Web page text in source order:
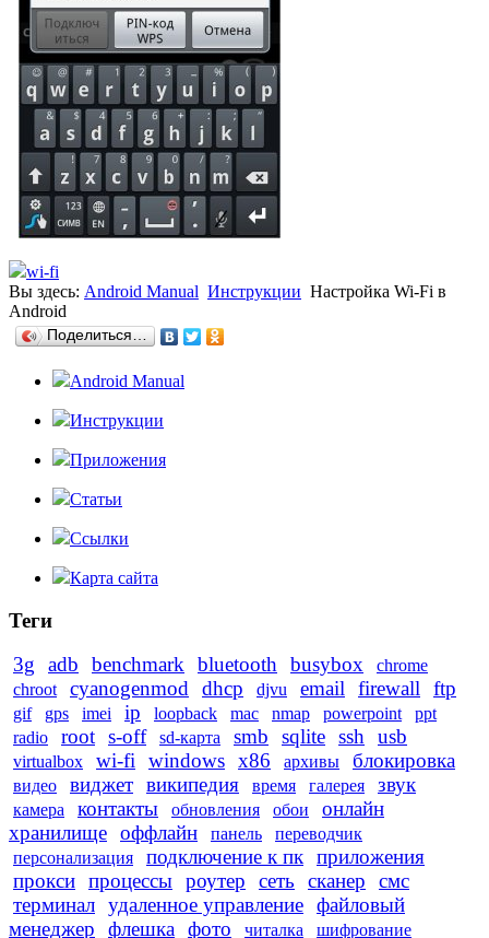
wi-fi
Вы здесь: Android Manual Инструкции Настройка Wi-Fi в
Android
Поделиться…
Android Manual
Инструкции
Приложения
Статьи
Ссылки
Карта сайта
Теги
3g
adb benchmark bluetooth busybox
chrome
chroot
cyanogenmod dhcp djvu email firewall ftp
gif gps imei ip loopback mac nmap powerpoint
ppt
radio
root s-off sd-карта smb sqlite ssh usb
virtualbox wi-fi windows x86 архивы блокировка
видео виджет википедия время галерея звук
камера контакты обновления обои
онлайн
хранилище оффлайн панель
переводчик
персонализация
подключение к пк приложения
прокси процессы роутер сеть сканер
смс
терминал удаленное управление файловый
менеджер
флешка фото читалка шифрование